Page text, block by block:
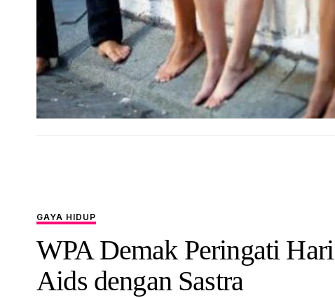
GAYA HIDUP
WPA Demak Peringati Hari
Aids dengan Sastra